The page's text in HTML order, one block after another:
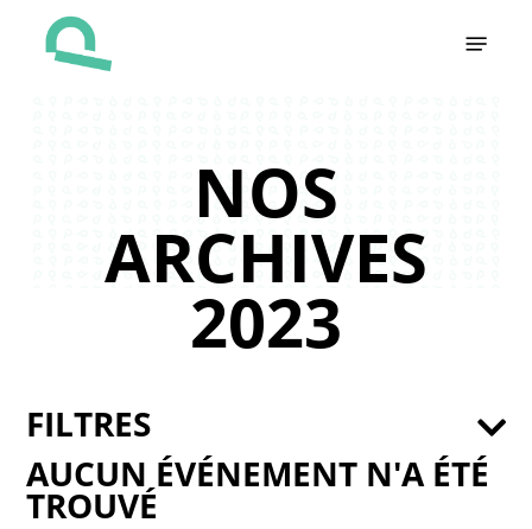
NOS
ARCHIVES
2023
AUCUN ÉVÉNEMENT N'A ÉTÉ
TROUVÉ
FILTRES